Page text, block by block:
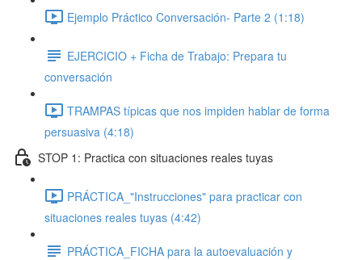
Ejemplo Práctico Conversación- Parte 2 (1:18)
EJERCICIO + Ficha de Trabajo: Prepara tu
conversación
TRAMPAS típicas que nos impiden hablar de forma
persuasiva (4:18)
STOP 1: Practica con situaciones reales tuyas
PRÁCTICA_"Instrucciones" para practicar con
situaciones reales tuyas (4:42)
PRÁCTICA_FICHA para la autoevaluación y